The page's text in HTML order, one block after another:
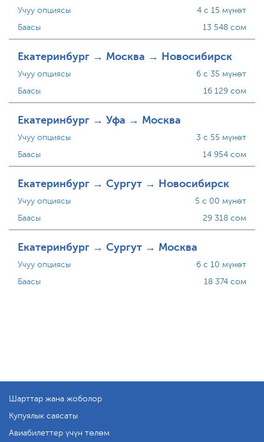
Учуу опциясы
Баасы
4 с 15 мүнөт
13 548 сом
Екатеринбург → Москва → Новосибирск
Учуу опциясы
Баасы
6 с 35 мүнөт
16 129 сом
Екатеринбург → Уфа → Москва
Учуу опциясы
Баасы
3 с 55 мүнөт
14 954 сом
Екатеринбург → Сургут → Новосибирск
Учуу опциясы
Баасы
5 с 00 мүнөт
29 318 сом
Екатеринбург → Сургут → Москва
Учуу опциясы
Баасы
6 с 10 мүнөт
18 374 сом
Шарттар жана жоболор
Купуялык саясаты
Авиабилеттер үчүн төлөм